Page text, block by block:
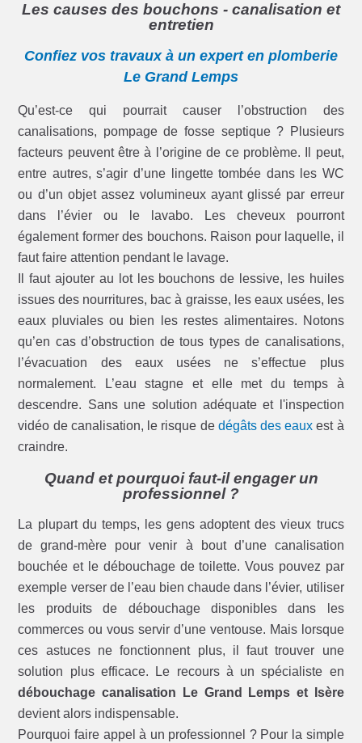
Les causes des bouchons - canalisation et
entretien
Confiez vos travaux à un expert en plomberie
Le Grand Lemps
Qu’est-ce qui pourrait causer l’obstruction des
canalisations, pompage de fosse septique ? Plusieurs
facteurs peuvent être à l’origine de ce problème. Il peut,
entre autres, s’agir d’une lingette tombée dans les WC
ou d’un objet assez volumineux ayant glissé par erreur
dans l’évier ou le lavabo. Les cheveux pourront
également former des bouchons. Raison pour laquelle, il
faut faire attention pendant le lavage.
Il faut ajouter au lot les bouchons de lessive, les huiles
issues des nourritures, bac à graisse, les eaux usées, les
eaux pluviales ou bien les restes alimentaires. Notons
qu’en cas d’obstruction de tous types de canalisations,
l’évacuation des eaux usées ne s’effectue plus
normalement. L’eau stagne et elle met du temps à
descendre. Sans une solution adéquate et l'inspection
vidéo de canalisation, le risque de dégâts des eaux est à
craindre.
Quand et pourquoi faut-il engager un
professionnel ?
La plupart du temps, les gens adoptent des vieux trucs
de grand-mère pour venir à bout d’une canalisation
bouchée et le débouchage de toilette. Vous pouvez par
exemple verser de l’eau bien chaude dans l’évier, utiliser
les produits de débouchage disponibles dans les
commerces ou vous servir d’une ventouse. Mais lorsque
ces astuces ne fonctionnent plus, il faut trouver une
solution plus efficace. Le recours à un spécialiste en
débouchage canalisation Le Grand Lemps et Isère
devient alors indispensable.
Pourquoi faire appel à un professionnel ? Pour la simple